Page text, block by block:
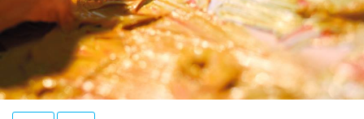
Slapen
Recreatief
Winkels
Winkelgebieden